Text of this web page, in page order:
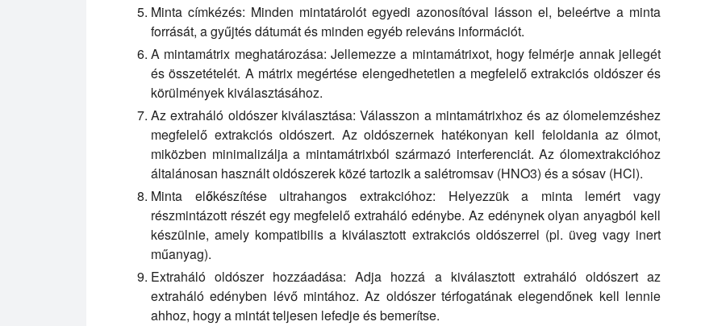
Minta címkézés: Minden mintatárolót egyedi azonosítóval lásson el, beleértve a minta
forrását, a gyűjtés dátumát és minden egyéb releváns információt.
A mintamátrix meghatározása: Jellemezze a mintamátrixot, hogy felmérje annak jellegét
és összetételét. A mátrix megértése elengedhetetlen a megfelelő extrakciós oldószer és
körülmények kiválasztásához.
Az extraháló oldószer kiválasztása: Válasszon a mintamátrixhoz és az ólomelemzéshez
megfelelő extrakciós oldószert. Az oldószernek hatékonyan kell feloldania az ólmot,
miközben minimalizálja a mintamátrixból származó interferenciát. Az ólomextrakcióhoz
általánosan használt oldószerek közé tartozik a salétromsav (HNO3) és a sósav (HCl).
Minta előkészítése ultrahangos extrakcióhoz: Helyezzük a minta lemért vagy
részmintázott részét egy megfelelő extraháló edénybe. Az edénynek olyan anyagból kell
készülnie, amely kompatibilis a kiválasztott extrakciós oldószerrel (pl. üveg vagy inert
műanyag).
Extraháló oldószer hozzáadása: Adja hozzá a kiválasztott extraháló oldószert az
extraháló edényben lévő mintához. Az oldószer térfogatának elegendőnek kell lennie
ahhoz, hogy a mintát teljesen lefedje és bemerítse.